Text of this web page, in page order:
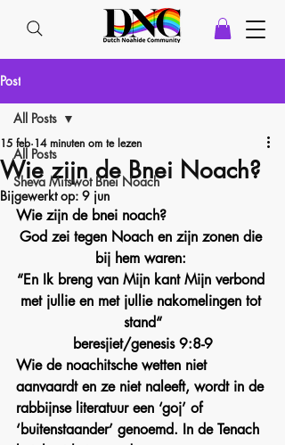
Post
All Posts
Sheva Mitswot Bnei Noach
All Posts
Wie zijn de Bnei Noach?
15 feb 14 minuten om te lezen
Bijgewerkt op: 9 jun
Wie zijn de bnei noach?
God zei tegen Noach en zijn zonen die
bij hem waren:
“En Ik breng van Mijn kant Mijn verbond
met jullie en met jullie nakomelingen tot
stand“
beresjiet/genesis 9:8-9
Wie de noachitsche wetten niet
aanvaardt en ze niet naleeft, wordt in de
rabbijnse literatuur een ‘goj’ of
‘buitenstaander’ genoemd. In de Tenach